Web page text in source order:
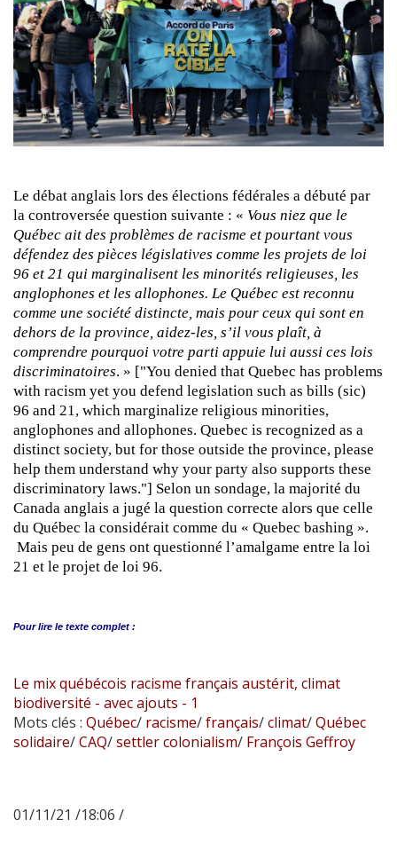
Le débat anglais lors des élections fédérales a débuté par
la controversée question suivante : « Vous niez que le
Québec ait des problèmes de racisme et pourtant vous
défendez des pièces législatives comme les projets de loi
96 et 21 qui marginalisent les minorités religieuses, les
anglophones et les allophones. Le Québec est reconnu
comme une société distincte, mais pour ceux qui sont en
dehors de la province, aidez-les, s’il vous plaît, à
comprendre pourquoi votre parti appuie lui aussi ces lois
discriminatoires. » ["You denied that Quebec has problems
with racism yet you defend legislation such as bills (sic)
96 and 21, which marginalize religious minorities,
anglophones and allophones. Quebec is recognized as a
distinct society, but for those outside the province, please
help them understand why your party also supports these
discriminatory laws."] Selon un sondage, la majorité du
Canada anglais a jugé la question correcte alors que celle
du Québec la considérait comme du « Quebec bashing ».
Mais peu de gens ont questionné l’amalgame entre la loi
21 et le projet de loi 96.
Pour lire le texte complet :
Le mix québécois racisme français austérit, climat
biodiversité - avec ajouts - 1
Mots clés : Québec/ racisme/français/climat/Québec
solidaire/CAQ/settler colonialism/ François Geffroy
01/11/21 /18:06 /